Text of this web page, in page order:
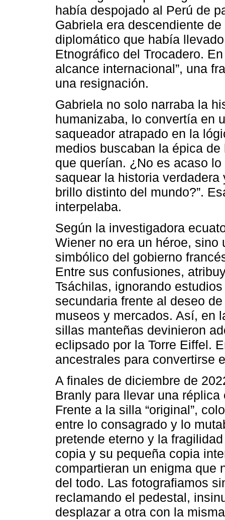
había despojado al Perú de
Gabriela era descendiente
diplomático que había
Etnográfico del Trocadero.
alcance internacional”, una
una resignación.
Gabriela no solo narraba la
humanizaba, lo convertía en
saqueador atrapado en la
medios buscaban la épica
que querían. ¿No es acaso
saquear la historia
brillo distinto del mundo?”.
interpelaba.
Según la investigadora
Wiener no era un héroe, sino
simbólico del gobierno
Entre sus confusiones,
Tsáchilas, ignorando
secundaria frente al deseo
museos y mercados. Así, en
sillas manteñas devinieron
eclipsado por la Torre Eiffel.
ancestrales para convertirse
A finales de diciembre de
Branly para llevar una
Frente a la silla “original”,
entre lo consagrado y lo
pretende eterno y la
copia y su pequeña copia
compartieran un enigma que
del todo. Las fotografiamos
reclamando el pedestal,
desplazar a otra con la